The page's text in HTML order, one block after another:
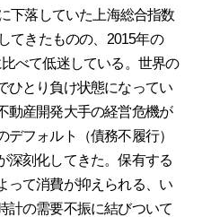
下落していた上海総合指数
てきたものの、2015年の
べて低迷している。世界の
ひとり負け状態になってい
動産開発大手の経営危機が
フォルト（債務不履行）
深刻化してきた。保有する
って消費が抑えられる、い
計の需要不振に結びついて